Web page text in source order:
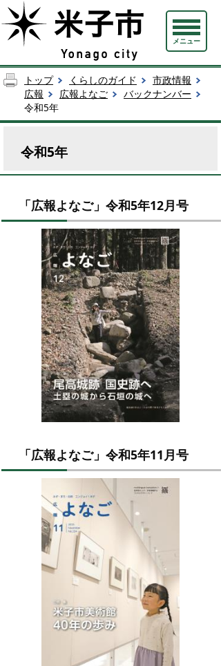
メニュー
トップ くらしのガイド
市政情報
広報
広報よなご
バックナンバー
令和5年
令和5年
「広報よなご」令和5年12月号
「広報よなご」令和5年11月号